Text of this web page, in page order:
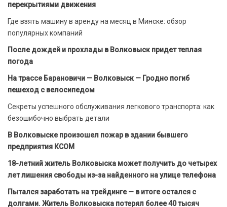
перекрытиями движения
Где взять машину в аренду на месяц в Минске: обзор
популярных компаний
После дождей и прохлады в Волковыск придет теплая
погода
На трассе Барановичи — Волковыск — Гродно погиб
пешеход с велосипедом
Секреты успешного обслуживания легкового транспорта: как
безошибочно выбрать детали
В Волковыске произошел пожар в здании бывшего
предприятия КСОМ
18-летний житель Волковыска может получить до четырех
лет лишения свободы из-за найденного на улице телефона
Пытался заработать на трейдинге — в итоге остался с
долгами. Житель Волковыска потерял более 40 тысяч